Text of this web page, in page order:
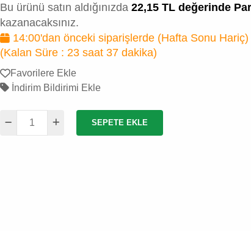
Bu ürünü satın aldığınızda 22,15 TL değerinde
kazanacaksınız.
14:00'dan önceki siparişlerde (Hafta Sonu Hariç)
(Kalan Süre : 23 saat 37 dakika)
Favorilere Ekle
İndirim Bildirimi Ekle
SEPETE EKLE